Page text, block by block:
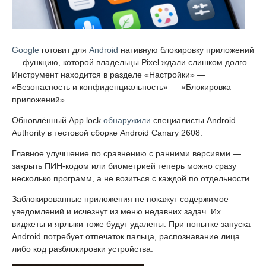
Google готовит для Android нативную блокировку приложений
— функцию, которой владельцы Pixel ждали слишком долго.
Инструмент находится в разделе «Настройки» —
«Безопасность и конфиденциальность» — «Блокировка
приложений».
Обновлённый App lock обнаружили специалисты Android
Authority в тестовой сборке Android Canary 2608.
Главное улучшение по сравнению с ранними версиями —
закрыть ПИН-кодом или биометрией теперь можно сразу
несколько программ, а не возиться с каждой по отдельности.
Заблокированные приложения не покажут содержимое
уведомлений и исчезнут из меню недавних задач. Их
виджеты и ярлыки тоже будут удалены. При попытке запуска
Android потребует отпечаток пальца, распознавание лица
либо код разблокировки устройства.